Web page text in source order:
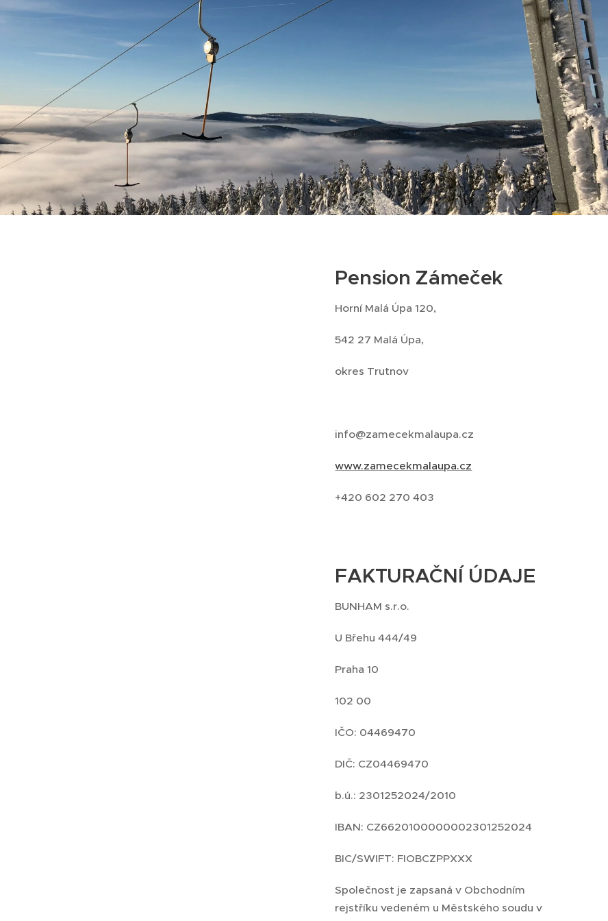
Pension Zámeček
Horní Malá Úpa 120,
542 27 Malá Úpa,
okres Trutnov
info@zamecekmalaupa.cz
www.zamecekmalaupa.cz
+420 602 270 403
FAKTURAČNÍ ÚDAJE
BUNHAM s.r.o.
U Břehu 444/49
Praha 10
102 00
IČO: 04469470
DIČ: CZ04469470
b.ú.: 2301252024/2010
IBAN: CZ6620100000002301252024
BIC/SWIFT: FIOBCZPPXXX
Společnost je zapsaná v Obchodním
rejstříku vedeném u Městského soudu v